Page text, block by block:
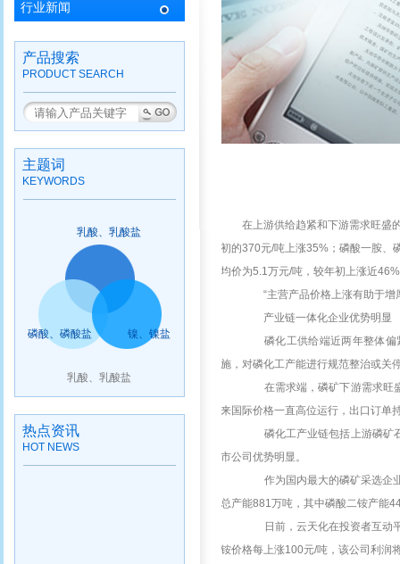
行业新闻
产品搜索
PRODUCT SEARCH
主题词
KEYWORDS
乳酸、乳酸盐
磷酸、磷酸盐 镍、镍盐
乳酸、乳酸盐
热点资讯
HOT NEWS
在上游供给趋紧和下游需求旺盛
初的370元/吨上涨35%；磷酸一胺、
均价为5.1万元/吨，较年初上涨近
“主营产品价格上涨有助于
产业链一体化企业优势明显
磷化工供给端近两年整体偏
施，对磷化工产能进行规范整治或关
在需求端，磷矿下游需求旺盛
来国际价格一直高位运行，出口订单
磷化工产业链包括上游磷矿石
市公司优势明显。
作为国内最大的磷矿采选企
总产能881万吨，其中磷酸二铵产能
日前，云天化在投资者互动平
铵价格每上涨100元/吨，该公司利润